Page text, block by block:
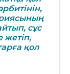
сұс
жетіп,
қол